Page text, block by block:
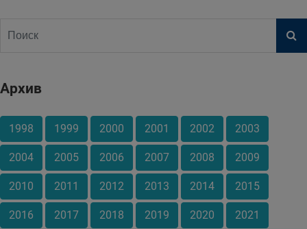
Архив
1998 1999 2000 2001 2002 2003
2004 2005 2006 2007 2008 2009
2010 2011 2012 2013 2014 2015
2016 2017 2018 2019 2020 2021